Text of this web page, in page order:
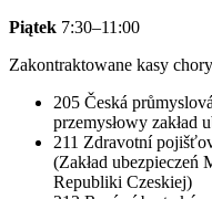
Piątek 7:30–11:00
Zakontraktowane kasy
205 Česká
przemysłowy zakład
211 Zdravotní
(Zakład ubezpieczeń
Republiki Czeskiej)